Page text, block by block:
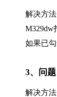
解决方
M329dw
如果已
3、问
解决方